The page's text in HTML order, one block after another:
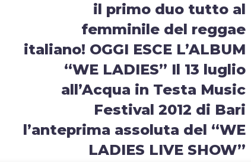
il primo duo tutto al
femminile del reggae
italiano! OGGI ESCE L’ALBUM
“WE LADIES” Il 13 luglio
all’Acqua in Testa Music
Festival 2012 di Bari
l’anteprima assoluta del “WE
LADIES LIVE SHOW”